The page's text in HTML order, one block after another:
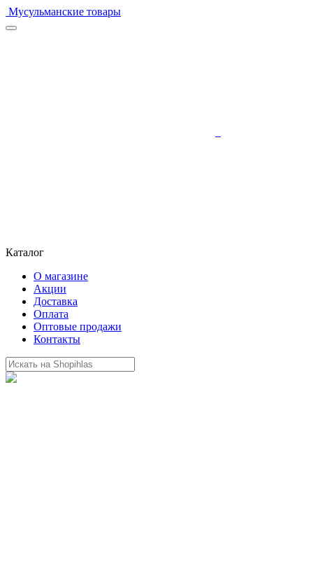
Мусульманские товары
Каталог
О магазине
Акции
Доставка
Оплата
Оптовые продажи
Контакты